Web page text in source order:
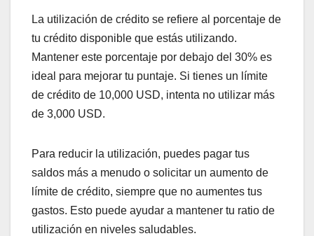
La utilización de crédito se refiere al porcentaje de
tu crédito disponible que estás utilizando.
Mantener este porcentaje por debajo del 30% es
ideal para mejorar tu puntaje. Si tienes un límite
de crédito de 10,000 USD, intenta no utilizar más
de 3,000 USD.
Para reducir la utilización, puedes pagar tus
saldos más a menudo o solicitar un aumento de
límite de crédito, siempre que no aumentes tus
gastos. Esto puede ayudar a mantener tu ratio de
utilización en niveles saludables.